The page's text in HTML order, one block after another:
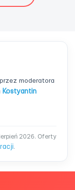
moderatora
Kostyantin
2026. Oferty
.